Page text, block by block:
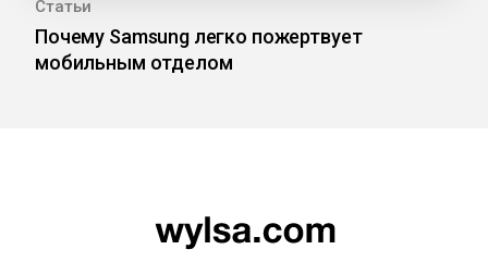
Статьи
Почему Samsung легко пожертвует
мобильным отделом